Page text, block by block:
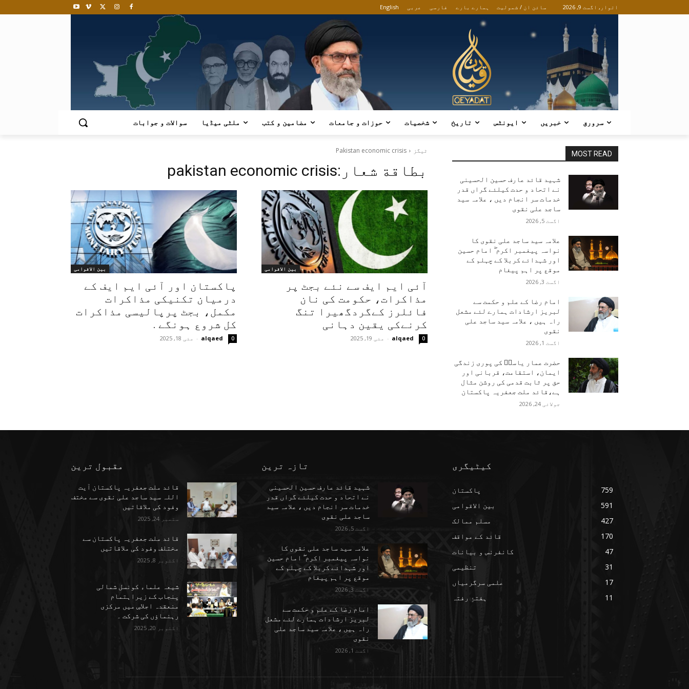
اتوار, اگست 9, 2026 سائن ان / شمولیت English عربی فارسی ہمارے بارے
سرورق خبریں ایونٹس تاریخ شخصیات حوزات و جامعات مضامین و کتب ملٹی میڈیا سوالات و جوابات
ٹیگز Pakistan economic crisis
بطاقة شعار:pakistan economic crisis
بین الاقوامی
آئی ایم ایف سے نئے بجٹ پر
مذاکرات، حکومت کی نان
فائلرز کےگردگھیرا تنگ
کرنےکی یقین دہانی
alqaed
- مئی 19, 2025 0
بین الاقوامی
پاکستان اور آئی ایم ایف کے
درمیان تکنیکی مذاکرات
مکمل، بجٹ پرپالیسی مذاکرات
کل شروع ہونگے .
alqaed
- مئی 18, 2025 0
MOST READ
شہید قائد عارف حسین الحسینی
نے اتحاد و حدت کیلئے گراں قدر
خدمات سر انجام دیں ، علامہ سید
ساجد علی نقوی
اگست 5, 2026
علامہ سید ساجد علی نقوی کا
نواسہ پیغمبر اکرم ۖ امام حسین
اور شہدائے کربلا کے چہلم کے
موقع پر اہم پیغام
اگست 3, 2026
امام رضا کے علم و حکمت سے
لبریز ارشادات ہمارے لئے مشعل
راہ ہیں ، علامہ سید ساجد علی
نقوی
اگست 1, 2026
حضرت عمار یاسرؑ کی پوری زندگی
ایمان، استقامت، قربانی اور
حق پر ثابت قدمی کی روشن مثال
ہے،قائد ملت جعفریہ پاکستان
جولائی 24, 2026
مقبول ترین
قائد ملت جعفریہ پاکستان آیت
اللہ سید ساجد علی نقوی سے مختف
وفود کی ملاقاتیں
ستمبر 24, 2025
قائد ملت جعفریہ پاکستان سے
مختلف وفود کی ملاقاتیں
اکتوبر 8, 2025
شیعہ علماء کونسل شمالی
پنجاب کے زیراہتمام
منعقدہ اجلاسِ میں مرکزی
رہنماؤں کی شرکت ۔
اکتوبر 20, 2025
تازہ ترین
شہید قائد عارف حسین الحسینی
نے اتحاد و حدت کیلئے گراں قدر
خدمات سر انجام دیں ، علامہ سید
ساجد علی نقوی
اگست 5, 2026
علامہ سید ساجد علی نقوی کا
نواسہ پیغمبر اکرم ۖ امام حسین
اور شہدائے کربلا کے چہلم کے
موقع پر اہم پیغام
اگست 3, 2026
امام رضا کے علم و حکمت سے
لبریز ارشادات ہمارے لئے مشعل
راہ ہیں ، علامہ سید ساجد علی
نقوی
اگست 1, 2026
کیٹیگری
پاکستان
759
بین الاقوامی
591
مسلم ممالک
427
قائد کے مواقف
170
کانفرنس و بیانات
47
تنظیمی
31
علمی سرگرمیاں
17
ہفتۂِ رفتہ
11